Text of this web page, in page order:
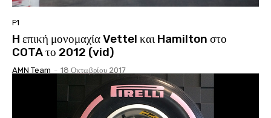
F1
H επική μονομαχία Vettel και Hamilton στο
COTA το 2012 (vid)
AMN Team - 18 Οκτωβρίου 2017